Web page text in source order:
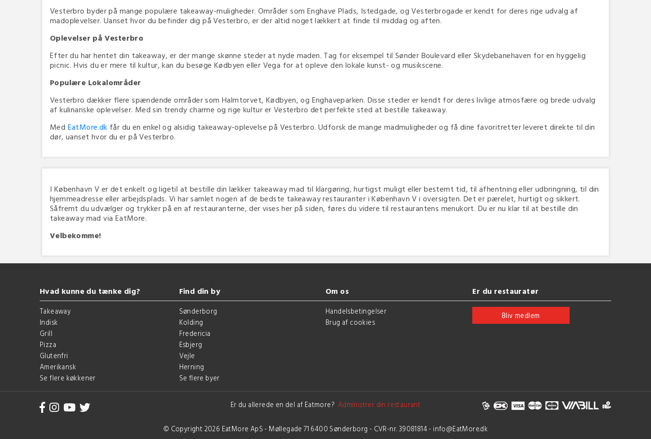
Vesterbro byder på mange populære takeaway-muligheder. Områder som Enghave Plads, Istedgade, og Vesterbrogade er kendt for deres rige udvalg af
madoplevelser. Uanset hvor du befinder dig på Vesterbro, er der altid noget lækkert at finde til middag og aften.
Oplevelser på Vesterbro
Efter du har hentet din takeaway, er der mange skønne steder at nyde maden. Tag for eksempel til Sønder Boulevard eller Skydebanehaven for en hyggelig
picnic. Hvis du er mere til kultur, kan du besøge Kødbyen eller Vega for at opleve den lokale kunst- og musikscene.
Populære Lokalområder
Vesterbro dækker flere spændende områder som Halmtorvet, Kødbyen, og Enghaveparken. Disse steder er kendt for deres livlige atmosfære og brede udvalg
af kulinariske oplevelser. Med sin trendy charme og rige kultur er Vesterbro det perfekte sted at bestille takeaway.
Med EatMore.dk får du en enkel og alsidig takeaway-oplevelse på Vesterbro. Udforsk de mange madmuligheder og få dine favoritretter leveret direkte til din
dør, uanset hvor du er på Vesterbro.
I København V er det enkelt og ligetil at bestille din lækker takeaway mad til klargøring, hurtigst muligt eller bestemt tid, til afhentning eller udbringning, til din
hjemmeadresse eller arbejdsplads. Vi har samlet nogen af de bedste takeaway restauranter i København V i oversigten. Det er pærelet, hurtigt og sikkert.
Såfremt du udvælger og trykker på en af restauranterne, der vises her på siden, føres du videre til restaurantens menukort. Du er nu klar til at bestille din
takeaway mad via EatMore.
Velbekomme!
Hvad kunne du tænke dig?
Takeaway
Indisk
Grill
Pizza
Glutenfri
Amerikansk
Se flere køkkener
Find din by
Sønderborg
Kolding
Fredericia
Esbjerg
Vejle
Herning
Se flere byer
Om os
Handelsbetingelser
Brug af cookies
Er du restauratør
Bliv medlem
Er du allerede en del af Eatmore? Administrer din restaurant
© Copyright 2026 EatMore ApS - Møllegade 71 6400 Sønderborg - CVR-nr. 39081814 - info@EatMore.dk